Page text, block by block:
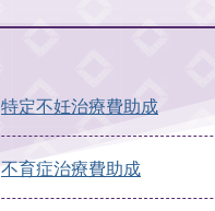
特定不妊治療費助成
不育症治療費助成